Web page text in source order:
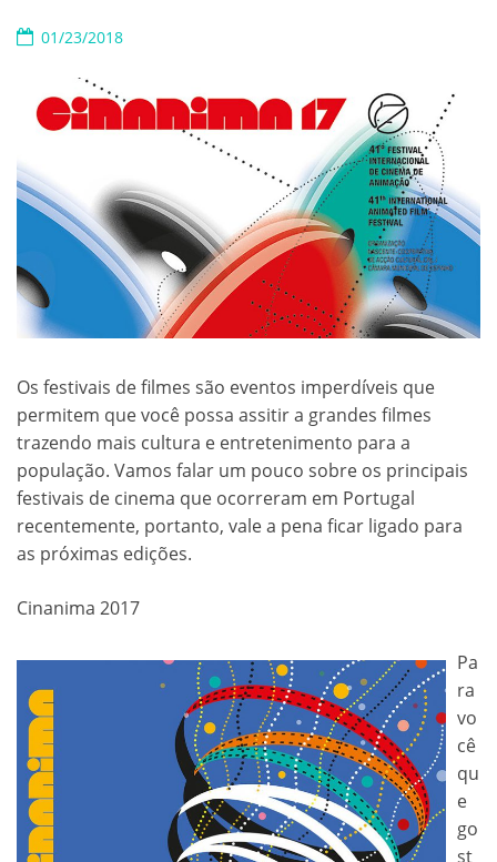
01/23/2018
Os festivais de filmes são eventos imperdíveis que
permitem que você possa assitir a grandes filmes
trazendo mais cultura e entretenimento para a
população. Vamos falar um pouco sobre os principais
festivais de cinema que ocorreram em Portugal
recentemente, portanto, vale a pena ficar ligado para
as próximas edições.
Cinanima 2017
Pa
ra
vo
cê
qu
e
go
st